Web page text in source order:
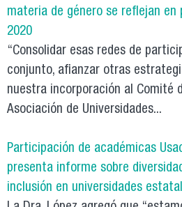
materia de género se reflejan en
2020
“Consolidar esas redes de
conjunto, afianzar otras
nuestra incorporación al Comité
Asociación de Universidades...
Participación de académicas
presenta informe sobre
inclusión en universidades